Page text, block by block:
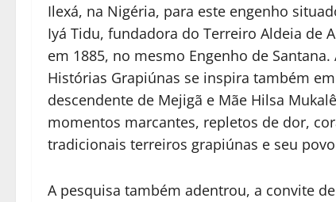
Ilexá, na Nigéria, para este engenho
Iyá Tidu, fundadora do Terreiro Aldeia de
em 1885, no mesmo Engenho de
Histórias Grapiúnas se inspira também
descendente de Mejigã e Mãe Hilsa
momentos marcantes, repletos de dor,
tradicionais terreiros grapiúnas e seu
A pesquisa também adentrou, a convite